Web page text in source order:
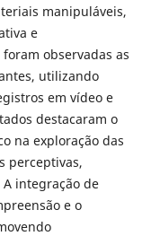
manipuláveis,
e
observadas as
utilizando
em vídeo e
destacaram o
na exploração das
perceptivas,
integração de
e o